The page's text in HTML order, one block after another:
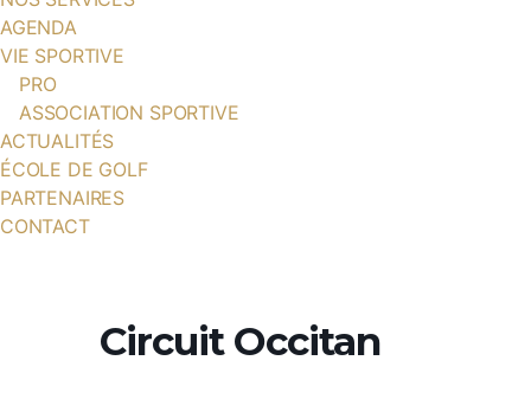
AGENDA
VIE SPORTIVE
PRO
ASSOCIATION SPORTIVE
ACTUALITÉS
ÉCOLE DE GOLF
PARTENAIRES
CONTACT
Circuit Occitan